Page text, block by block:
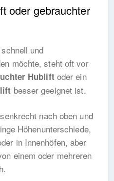
oder gebrauchter
und
möchte, steht oft vor
Hublift oder ein
besser geeignet ist.
nach oben und
Höhenunterschiede,
in Innenhöfen, aber
einem oder mehreren